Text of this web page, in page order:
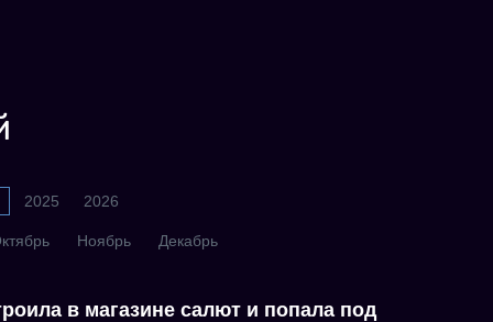
2025 2026
Ноябрь Декабрь
в магазине салют и попала под